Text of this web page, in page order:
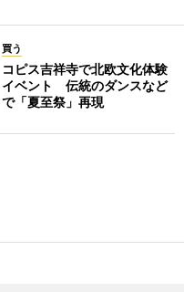
買う
コピス吉祥寺で北欧文化体験
イベント 伝統のダンスなど
で「夏至祭」再現